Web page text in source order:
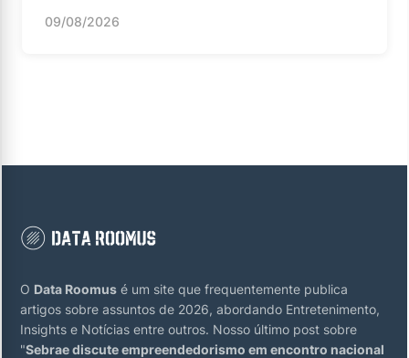
09/08/2026
O Data Roomus é um site que frequentemente publica
artigos sobre assuntos de 2026, abordando Entretenimento,
Insights e Notícias entre outros. Nosso último post sobre
"Sebrae discute empreendedorismo em encontro nacional